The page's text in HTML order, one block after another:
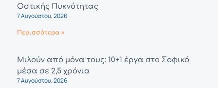
Οστικής Πυκνότητας
7 Αυγούστου, 2026
Περισσότερα »
Μιλούν από μόνα τους: 10+1 έργα στο Σοφικό
μέσα σε 2,5 χρόνια
7 Αυγούστου, 2026